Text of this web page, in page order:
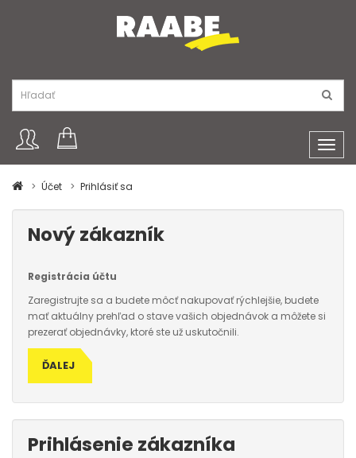
Účet
Prihlásiť sa
Nový zákazník
Registrácia účtu
Zaregistrujte sa a budete môcť nakupovať rýchlejšie, budete
mať aktuálny prehľad o stave vašich objednávok a môžete si
prezerať objednávky, ktoré ste už uskutočnili.
ĎALEJ
Prihlásenie zákazníka